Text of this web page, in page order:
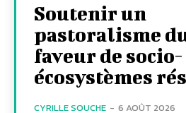
Soutenir un
pastoralisme
faveur de socio-
écosystèmes
CYRILLE SOUCHE - 6 AOÛT 2026